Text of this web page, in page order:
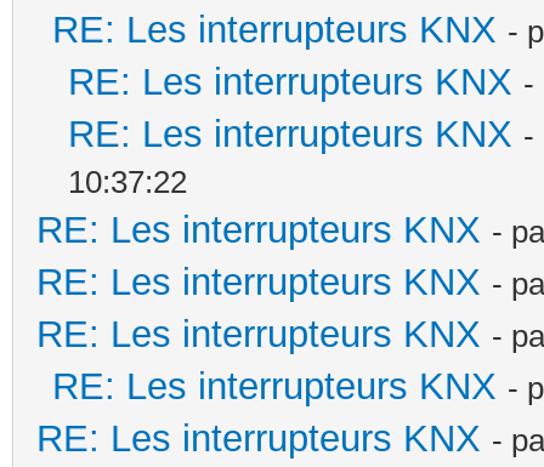
RE: Les interrupteurs KNX -
RE: Les interrupteurs KNX -
RE: Les interrupteurs KNX -
10:37:22
RE: Les interrupteurs KNX -
RE: Les interrupteurs KNX -
RE: Les interrupteurs KNX -
RE: Les interrupteurs KNX -
RE: Les interrupteurs KNX -